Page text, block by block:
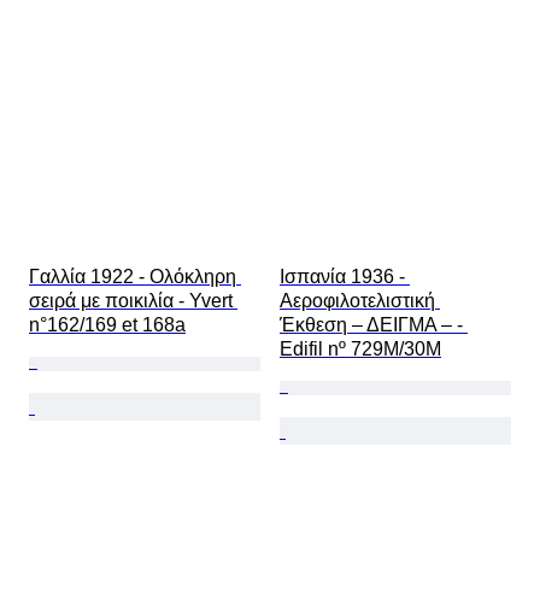
Γαλλία 1922 - Ολόκληρη
σειρά με ποικιλία - Yvert
n°162/169 et 168a
Ισπανία 1936 -
Αεροφιλοτελιστική
Έκθεση – ΔΕΙΓΜΑ – -
Edifil nº 729M/30M